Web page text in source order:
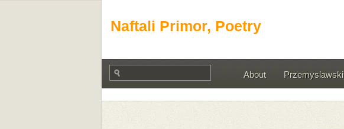
Naftali Primor, Poetry
Przemyslawski
About